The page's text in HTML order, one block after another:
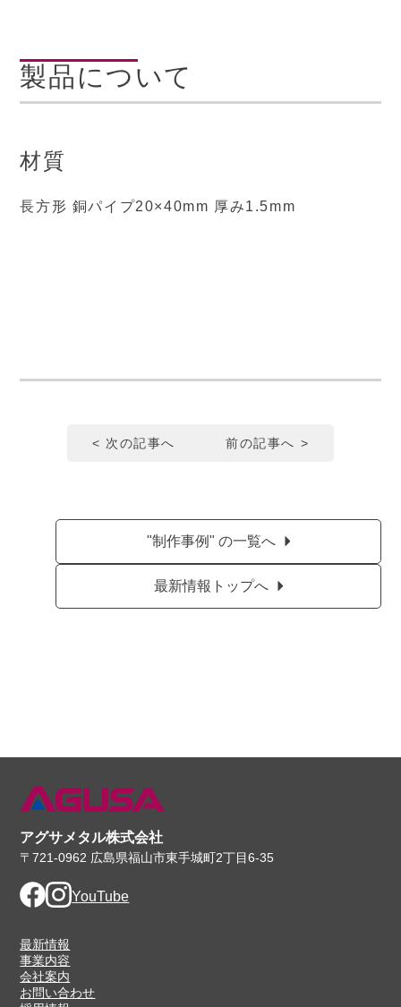
製品について
材質
長方形 銅パイプ20×40mm 厚み1.5mm
< 次の記事へ 前の記事へ >
"制作事例" の一覧へ
最新情報トップへ
アグサメタル株式会社
〒721-0962 広島県福山市東手城町2丁目6-35
Facebook
Instagram
YouTube
最新情報
事業内容
会社案内
お問い合わせ